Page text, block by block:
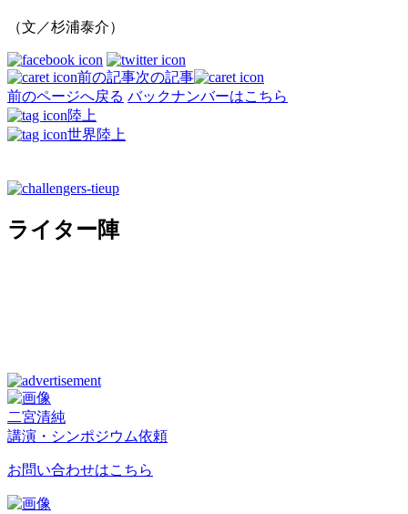
（文／杉浦泰介）
前の記事次の記事
前のページへ戻る バックナンバーはこちら
陸上
世界陸上
ライター陣
二宮清純
講演・シンポジウム依頼
お問い合わせはこちら